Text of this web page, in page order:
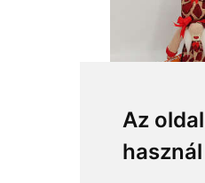
Az
használ
from